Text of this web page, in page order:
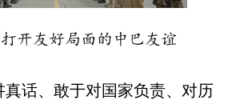
开友好局面的中巴友谊
真话、敢于对国家负责、对历